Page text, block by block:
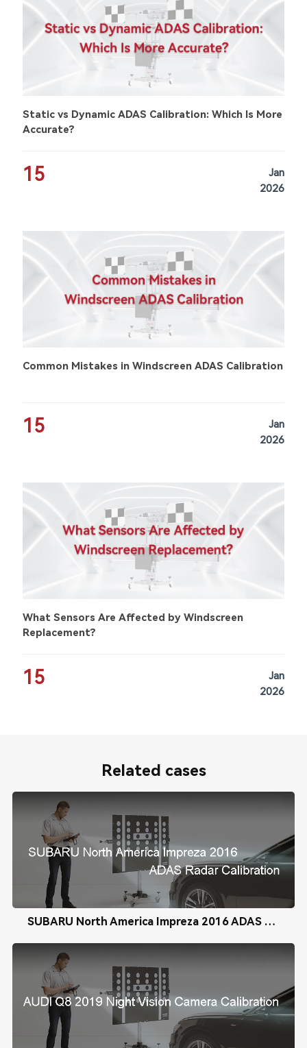
Static vs Dynamic ADAS Calibration: Which Is More
Accurate?
15
Jan
2026
Common Mistakes in Windscreen ADAS Calibration
15
Jan
2026
What Sensors Are Affected by Windscreen
Replacement?
15
Jan
2026
Related cases
SUBARU North America Impreza 2016 ADAS Radar Calibration